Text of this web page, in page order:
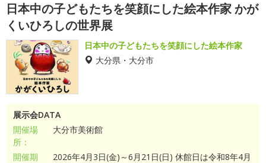
日本中の子どもたちを笑顔にした絵本作家 かが
くいひろしの世界展
日本中の子どもたちを笑顔にした絵本作家
大分県・大分市
展示会DATA
開催場
所：
大分市美術館
開催期
2026年4月3日(金)～6月21日(日) 休館日は令和8年4月